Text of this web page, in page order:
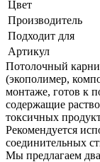
Цвет
Производитель
Подходит для
Артикул
Потолочный
(экополимер,
монтаже, готов к
содержащие
токсичных
Рекомендуется
соединительных
Мы предлагаем два